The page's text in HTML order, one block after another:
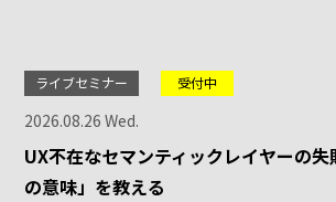
ライブセミナー 受付中
2026.08.26 Wed.
UX不在なセマンティックレイヤーの
の意味」を教える